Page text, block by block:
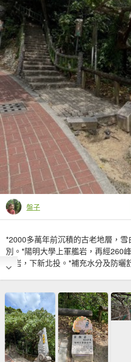
盤子
*2000多萬年前沉積的古老地層，
別。*陽明大學上軍艦岩，再經260
師岩，下新北投。*補充水分及防曬